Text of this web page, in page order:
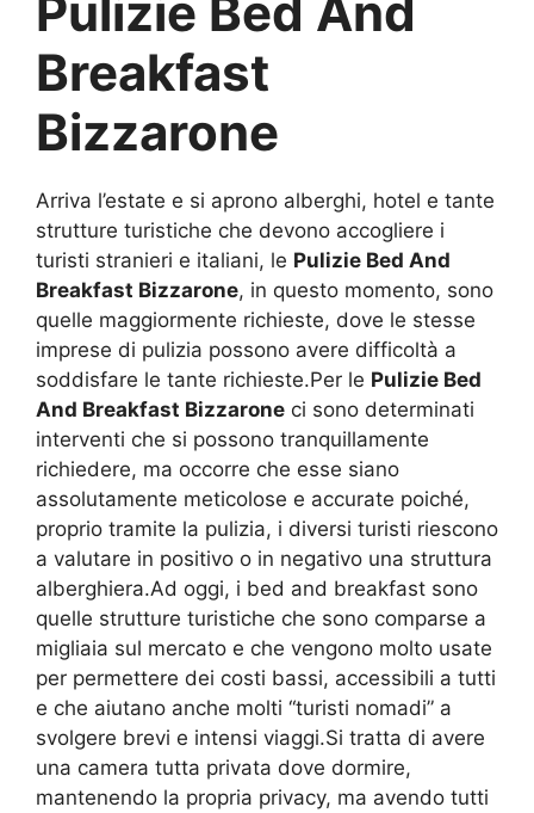
Breakfast
Bizzarone
Arriva l’estate e si aprono alberghi, hotel e tante
strutture turistiche che devono accogliere i
turisti stranieri e italiani, le Pulizie Bed And
Breakfast Bizzarone, in questo momento, sono
quelle maggiormente richieste, dove le stesse
imprese di pulizia possono avere difficoltà a
soddisfare le tante richieste.Per le Pulizie Bed
And Breakfast Bizzarone ci sono determinati
interventi che si possono tranquillamente
richiedere, ma occorre che esse siano
assolutamente meticolose e accurate poiché,
proprio tramite la pulizia, i diversi turisti riescono
a valutare in positivo o in negativo una struttura
alberghiera.Ad oggi, i bed and breakfast sono
quelle strutture turistiche che sono comparse a
migliaia sul mercato e che vengono molto usate
per permettere dei costi bassi, accessibili a tutti
e che aiutano anche molti “turisti nomadi” a
svolgere brevi e intensi viaggi.Si tratta di avere
una camera tutta privata dove dormire,
mantenendo la propria privacy, ma avendo tutti